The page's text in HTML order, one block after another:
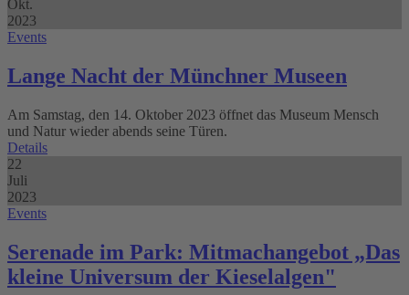
Okt.
2023
Events
Lange Nacht der Münchner Museen
Am Samstag, den 14. Oktober 2023 öffnet das Museum Mensch
und Natur wieder abends seine Türen.
Details
22
Juli
2023
Events
Serenade im Park: Mitmachangebot „Das
kleine Universum der Kieselalgen"